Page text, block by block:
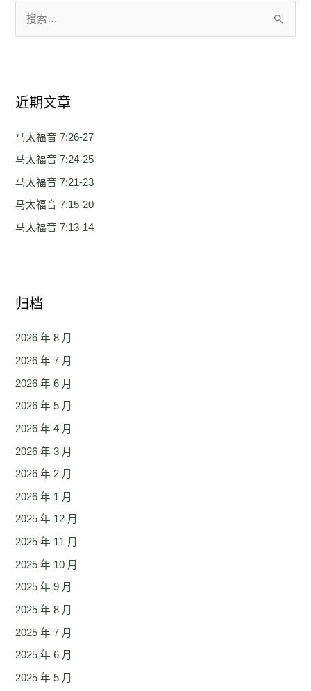
近期文章
马太福音 7:26-27
马太福音 7:24-25
马太福音 7:21-23
马太福音 7:15-20
马太福音 7:13-14
归档
2026 年 8 月
2026 年 7 月
2026 年 6 月
2026 年 5 月
2026 年 4 月
2026 年 3 月
2026 年 2 月
2026 年 1 月
2025 年 12 月
2025 年 11 月
2025 年 10 月
2025 年 9 月
2025 年 8 月
2025 年 7 月
2025 年 6 月
2025 年 5 月